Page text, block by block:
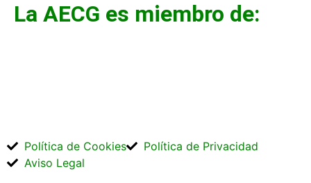
La AECG es miembro de:
Política de Cookies
Política de Privacidad
Aviso Legal